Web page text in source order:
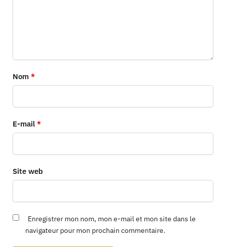
Nom *
E-mail *
Site web
Enregistrer mon nom, mon e-mail et mon site dans le
navigateur pour mon prochain commentaire.